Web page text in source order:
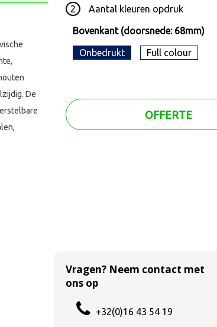
2 Aantal kleuren opdruk
Bovenkant (doorsnede: 68mm)
Onbedrukt Full colour
OFFERTE
De
Vragen? Neem contact met
ons op
+32(0)16 43 54 19